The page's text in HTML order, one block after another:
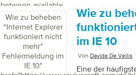
between-available-
and-free-physical-
memory/">
möchten, und
unserer
erledigen. Wenn
durcharbeiten,
einer gewissen
kostengünstigen
ganz […]
Wie zu beheben
“Internet Explorer
funktioniert nicht
mehr”
Fehlermeldung im
IE 10"
Wie zu
im IE 10
Von Davide De Vellis
Eine der